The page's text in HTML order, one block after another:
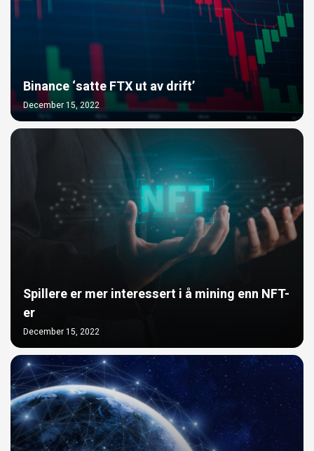
Binance ‘satte FTX ut av drift’
December 15, 2022
Spillere er mer interessert i å mining enn NFT-
er
December 15, 2022